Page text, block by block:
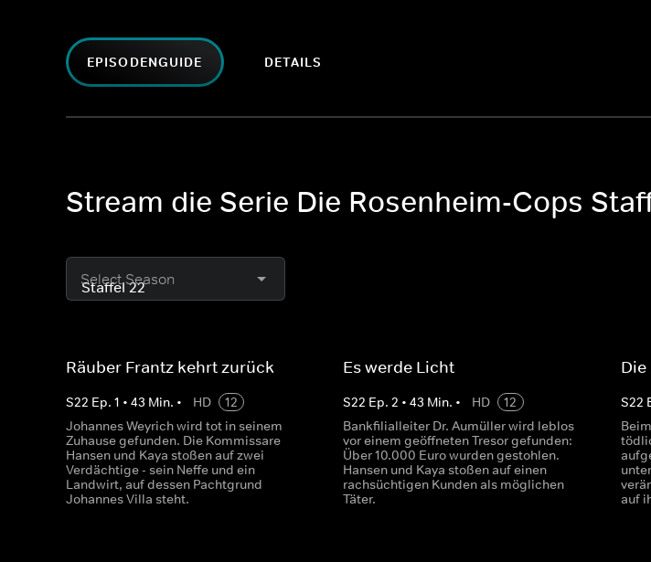
EPISODENGUIDE DETAILS
Stream die Serie Die Rosenheim-Cops
Select Season
Räuber Frantz kehrt zurück
S22 Ep. 1 • 43 Min. • HD
12
Johannes Weyrich wird tot in seinem
Zuhause gefunden. Die Kommissare
Hansen und Kaya stoßen auf zwei
Verdächtige - sein Neffe und ein
Landwirt, auf dessen Pachtgrund
Johannes Villa steht.
Es werde Licht
S22 Ep.2 •43 Min. • HD
12
Bankfilialleiter Dr. Aumüller wird leblos
vor einem geöffneten Tresor gefunden:
Über 10.000 Euro wurden gestohlen.
Hansen und Kaya stoßen auf einen
rachsüchtigen Kunden als möglichen
Täter.
Die
S22
auf